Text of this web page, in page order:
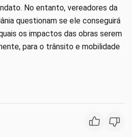
No entanto, vereadores da
questionam se ele conseguirá
os impactos das obras serem
para o trânsito e mobilidade